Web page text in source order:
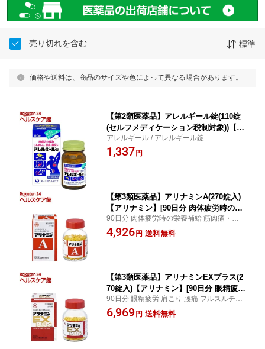
売り切れを含む 標準
価格や送料は、商品のサイズや色によって異なる場合があります。
【第2類医薬品】アレルギール錠(110錠
(セルフメディケーション税制対象))【ア
レルギール】
アレルギール / アレルギール錠
1,337円
【第3類医薬品】アリナミンA(270錠入)
【アリナミン】[90日分 肉体疲労時の栄
養補給 筋肉痛・関節痛 神経痛]
90日分 肉体疲労時の栄養補給 筋肉痛・関節
痛 神経痛 / アリナミン / アリナミンA
4,926円 送料無料
【第3類医薬品】アリナミンEXプラス(2
70錠入)【アリナミン】[90日分 眼精疲労
肩こり 腰痛 フルスルチアミン]
90日分 眼精疲労 肩こり 腰痛 フルスルチア
ミン / アリナミン / アリナミンEXプラス
6,969円 送料無料